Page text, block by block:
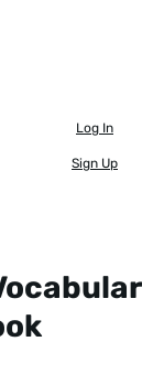
Log In
Sign Up